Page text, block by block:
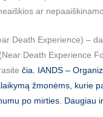
ar
Death Experience) –
Death Experience
čia.
IANDS –
žmonėms, kurie
po mirties. Daugiau